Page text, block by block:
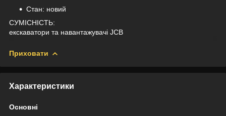
Стан: новий
СУМІСНІСТЬ:
екскаватори та навантажувачі JCB
Приховати
Характеристики
Основні